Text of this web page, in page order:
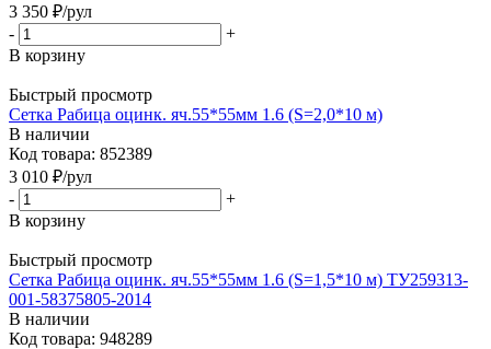
3 350 ₽/рул
-
+
В корзину
Быстрый просмотр
Сетка Рабица оцинк. яч.55*55мм 1.6 (S=2,0*10 м)
В наличии
Код товара: 852389
3 010 ₽/рул
-
+
В корзину
Быстрый просмотр
Сетка Рабица оцинк. яч.55*55мм 1.6 (S=1,5*10 м) ТУ259313-
001-58375805-2014
В наличии
Код товара: 948289